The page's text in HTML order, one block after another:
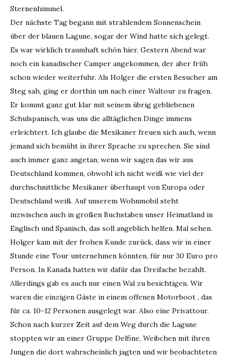
Sternenhimmel.
Der nächste Tag begann mit strahlendem Sonnenschein
über der blauen Lagune, sogar der Wind hatte sich gelegt.
Es war wirklich traumhaft schön hier. Gestern Abend war
noch ein kanadischer Camper angekommen, der aber früh
schon wieder weiterfuhr. Als Holger die ersten Besucher am
Steg sah, ging er dorthin um nach einer Waltour zu fragen.
Er kommt ganz gut klar mit seinem übrig gebliebenen
Schulspanisch, was uns die alltäglichen Dinge immens
erleichtert. Ich glaube die Mexikaner freuen sich auch, wenn
jemand sich bemüht in ihrer Sprache zu sprechen. Sie sind
auch immer ganz angetan, wenn wir sagen das wir aus
Deutschland kommen, obwohl ich nicht weiß wie viel der
durchschnittliche Mexikaner überhaupt von Europa oder
Deutschland weiß. Auf unserem Wohnmobil steht
inzwischen auch in großen Buchstaben unser Heimatland in
Englisch und Spanisch, das soll angeblich helfen. Mal sehen.
Holger kam mit der frohen Kunde zurück, dass wir in einer
Stunde eine Tour unternehmen könnten, für nur 30 Euro pro
Person. In Kanada hatten wir dafür das Dreifache bezahlt.
Allerdings gab es auch nur einen Wal zu besichtigen. Wir
waren die einzigen Gäste in einem offenen Motorboot , das
für ca. 10-12 Personen ausgelegt war. Also eine Privattour.
Schon nach kurzer Zeit auf dem Weg durch die Lagune
stoppten wir an einer Gruppe Delfine, Weibchen mit ihren
Jungen die dort wahrscheinlich jagten und wir beobachteten